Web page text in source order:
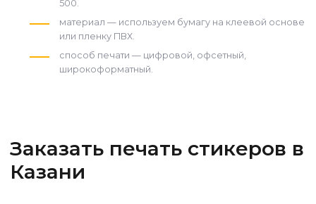
500.
материал — используем бумагу на клеевой основе
или пленку ПВХ.
способ печати — цифровой, офсетный,
широкоформатный.
Заказать печать стикеров в
Казани